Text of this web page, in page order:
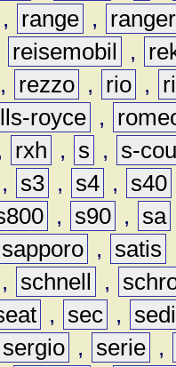
, range ,
ranger
reisemobil ,
, rezzo , rio ,
royce ,
rxh , s ,
s-
, s3 , s4 , s40
, s90 , sa
sapporo , satis
, schnell ,
, sec ,
sergio , serie ,